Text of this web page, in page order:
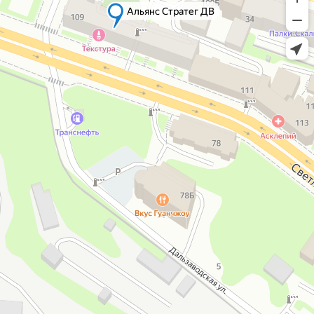
Альянс Стратег ДВ